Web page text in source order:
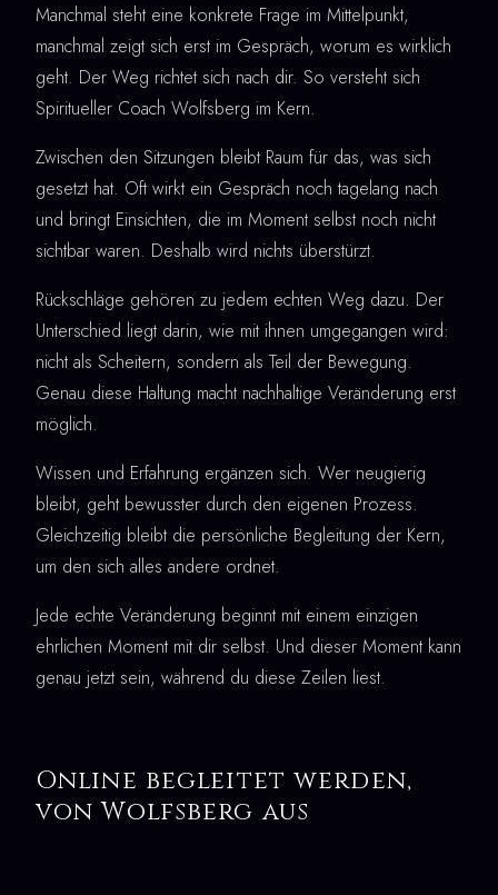
Manchmal steht eine konkrete Frage im Mittelpunkt,
manchmal zeigt sich erst im Gespräch, worum es wirklich
geht. Der Weg richtet sich nach dir. So versteht sich
Spiritueller Coach Wolfsberg im Kern.
Zwischen den Sitzungen bleibt Raum für das, was sich
gesetzt hat. Oft wirkt ein Gespräch noch tagelang nach
und bringt Einsichten, die im Moment selbst noch nicht
sichtbar waren. Deshalb wird nichts überstürzt.
Rückschläge gehören zu jedem echten Weg dazu. Der
Unterschied liegt darin, wie mit ihnen umgegangen wird:
nicht als Scheitern, sondern als Teil der Bewegung.
Genau diese Haltung macht nachhaltige Veränderung erst
möglich.
Wissen und Erfahrung ergänzen sich. Wer neugierig
bleibt, geht bewusster durch den eigenen Prozess.
Gleichzeitig bleibt die persönliche Begleitung der Kern,
um den sich alles andere ordnet.
Jede echte Veränderung beginnt mit einem einzigen
ehrlichen Moment mit dir selbst. Und dieser Moment kann
genau jetzt sein, während du diese Zeilen liest.
Online begleitet werden,
von Wolfsberg aus